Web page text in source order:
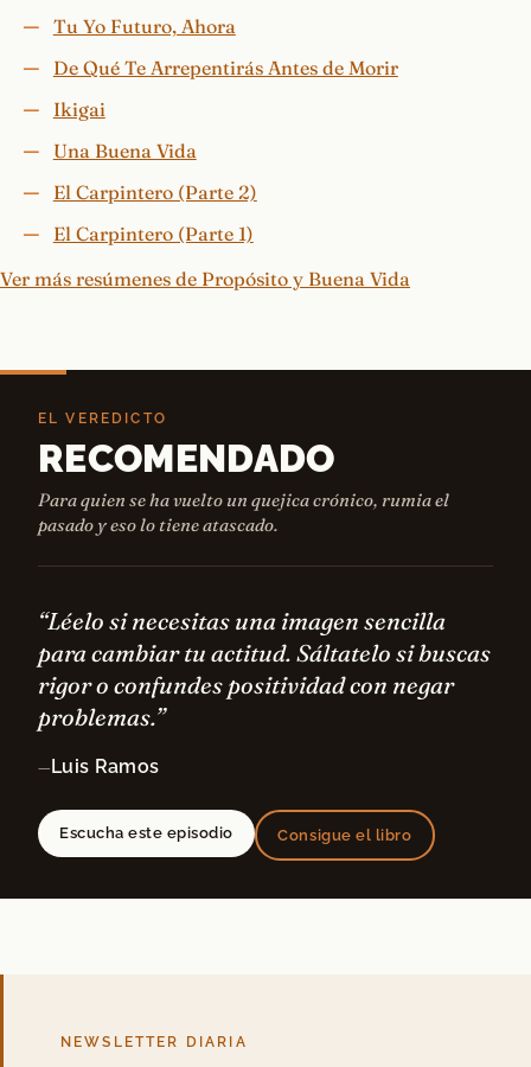
Tu Yo Futuro, Ahora
De Qué Te Arrepentirás Antes de Morir
Ikigai
Una Buena Vida
El Carpintero (Parte 2)
El Carpintero (Parte 1)
Ver más resúmenes de Propósito y Buena Vida
EL VEREDICTO
RECOMENDADO
Para quien se ha vuelto un quejica crónico, rumia el
pasado y eso lo tiene atascado.
“Léelo si necesitas una imagen sencilla
para cambiar tu actitud. Sáltatelo si buscas
rigor o confundes positividad con negar
problemas.”
— Luis Ramos
Escucha este episodio Consigue el libro
NEWSLETTER DIARIA